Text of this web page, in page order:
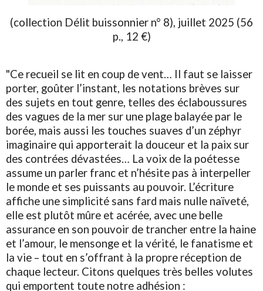
(collection Délit buissonnier n° 8), juillet 2025 (56
p., 12 €)
"Ce recueil se lit en coup de vent… Il faut se laisser
porter, goûter l’instant, les notations brèves sur
des sujets en tout genre, telles des éclaboussures
des vagues de la mer sur une plage balayée par le
borée, mais aussi les touches suaves d’un zéphyr
imaginaire qui apporterait la douceur et la paix sur
des contrées dévastées… La voix de la poétesse
assume un parler franc et n’hésite pas à interpeller
le monde et ses puissants au pouvoir. L’écriture
affiche une simplicité sans fard mais nulle naïveté,
elle est plutôt mûre et acérée, avec une belle
assurance en son pouvoir de trancher entre la haine
et l’amour, le mensonge et la vérité, le fanatisme et
la vie – tout en s’offrant à la propre réception de
chaque lecteur. Citons quelques très belles volutes
qui emportent toute notre adhésion :